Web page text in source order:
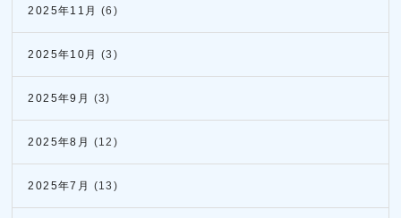
2025年11月 (6)
2025年10月 (3)
2025年9月 (3)
2025年8月 (12)
2025年7月 (13)